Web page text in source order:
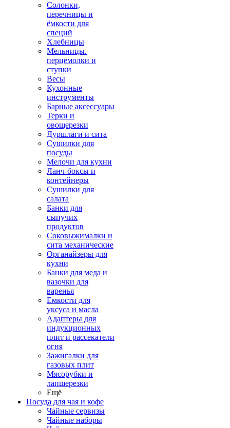
Солонки,
перечницы и
ёмкости для
специй
Хлебницы
Мельницы.
перцемолки и
ступки
Весы
Кухонные
инструменты
Барные аксессуары
Терки и
овощерезки
Дуршлаги и сита
Сушилки для
посуды
Мелочи для кухни
Ланч-боксы и
контейнеры
Сушилки для
салата
Банки для
сыпучих
продуктов
Соковыжималки и
сита механические
Органайзеры для
кухни
Банки для меда и
вазочки для
варенья
Емкости для
уксуса и масла
Адаптеры для
индукционных
плит и рассекатели
огня
Зажигалки для
газовых плит
Мясорубки и
лапшерезки
Ещё
Посуда для чая и кофе
Чайные сервизы
Чайные наборы